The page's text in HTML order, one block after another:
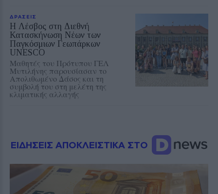
ΔΡΑΣΕΙΣ
Η Λέσβος στη Διεθνή
Κατασκήνωση Νέων των
Παγκόσμιων Γεωπάρκων
UNESCO
Μαθητές του Πρότυπου ΓΕΛ
Μυτιλήνης παρουσίασαν το
Απολιθωμένο Δάσος και τη
συμβολή του στη μελέτη της
κλιματικής αλλαγής
ΕΙΔΗΣΕΙΣ ΑΠΟΚΛΕΙΣΤΙΚΑ ΣΤΟ